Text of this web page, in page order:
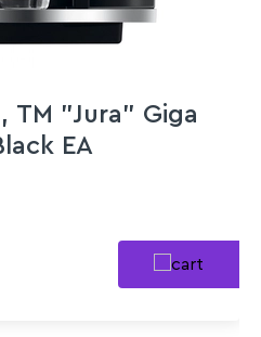
TM "Jura" Giga
EA